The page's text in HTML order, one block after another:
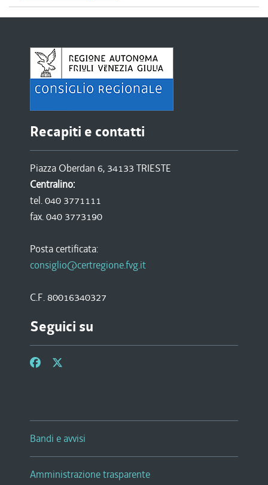
Recapiti e contatti
Piazza Oberdan 6, 34133 TRIESTE
Centralino:
tel. 040 3771111
fax. 040 3773190
Posta certificata:
consiglio@certregione.fvg.it
C.F. 80016340327
Seguici su
Bandi e avvisi
Amministrazione trasparente